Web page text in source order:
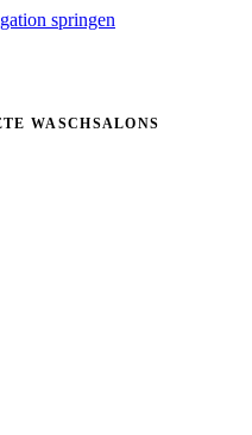
springen
WASCHSALONS